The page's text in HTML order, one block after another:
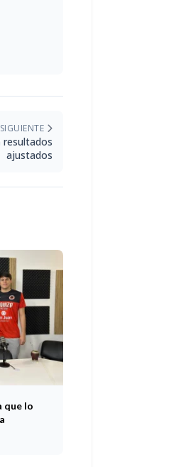
SIGUIENTE
resultados
ajustados
que lo